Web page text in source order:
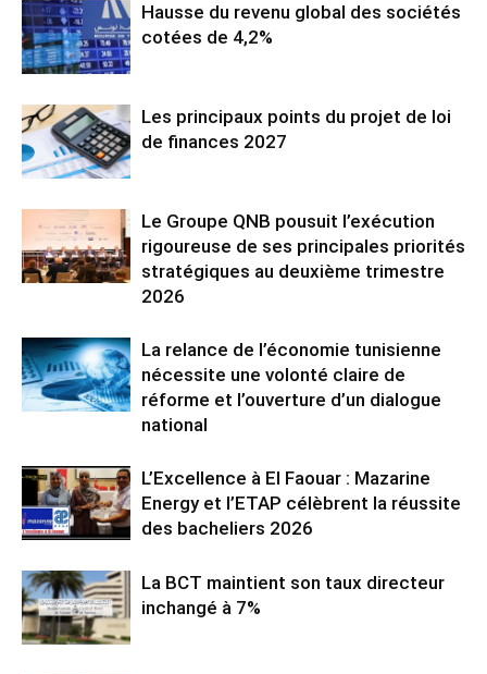
Hausse du revenu global des sociétés
cotées de 4,2%
Les principaux points du projet de loi
de finances 2027
Le Groupe QNB pousuit l’exécution
rigoureuse de ses principales priorités
stratégiques au deuxième trimestre
2026
La relance de l’économie tunisienne
nécessite une volonté claire de
réforme et l’ouverture d’un dialogue
national
L’Excellence à El Faouar : Mazarine
Energy et l’ETAP célèbrent la réussite
des bacheliers 2026
La BCT maintient son taux directeur
inchangé à 7%